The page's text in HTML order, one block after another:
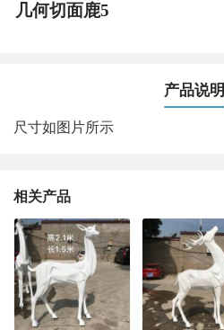
几何切面鹿5
产品说明
尺寸如图片所示
相关产品